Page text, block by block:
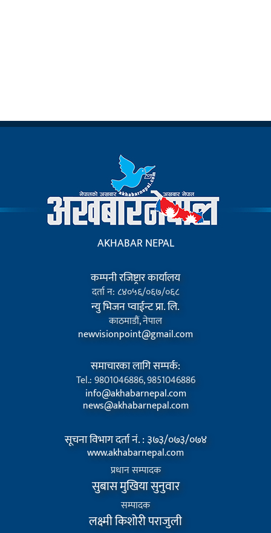
AKHABAR NEPAL
कम्पनी रजिष्ट्रार कार्यालय
दर्ता न: ८४०५६/०६७/०६८
न्यु भिजन प्वाईन्ट प्रा. लि.
काठमाडौं, नेपाल
newvisionpoint@gmail.com
समाचारका लागि सम्पर्क:
Tel.: 9801046886, 9851046886
info@akhabarnepal.com
news@akhabarnepal.com
सूचना विभाग दर्ता नं. : ३७३/०७३/०७४
www.akhabarnepal.com
प्रधान सम्पादक
सुबास मुखिया सुनुवार
सम्पादक
लक्ष्मी किशोरी पराजुली